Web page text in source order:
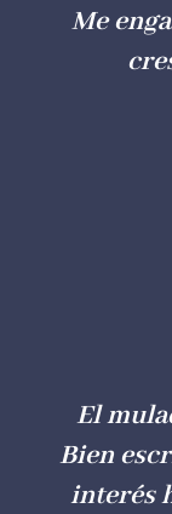
Me
El
Bien
interés